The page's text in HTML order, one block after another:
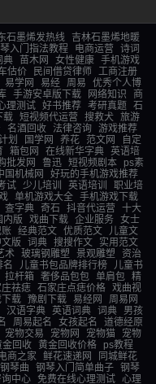
石墨烯发热线
吉林石墨烯地暖
入门指法教程 电商运营
诗词
典 苗木网 女性健康 手机游戏
估价 民间借贷律师
工商注册
易学网 易经 周易
优秀个人博
手游安卓版下载 网络知识
商
理测试 好书推荐 考研真题 石
载 短视频代运营 搜救犬 旅游
名酒回收 法律咨询 游戏推荐
划 国学网 养花 范文网
自定
箱包网 在线新华字典 英语培
批发网 鲁迅 短视频剧本
ps素
国机械网
好玩的手机游戏推荐
试 少儿培训 英语培训
职业培
单机游戏大全
手机游戏下载
查字典 奇石 抖音代运营 十大
内版 戏曲下载 企业服务
女士
经典范文 优质范文
儿童文
版 词典 搜搜作文
实用范文
术 玻璃钢雕塑 景观雕塑
资治
名 儿童书包品牌排行榜
儿童书
拉杆箱 奢侈品包包 单肩包 精
祛痣 石家庄点痣价格 戏曲视
载 豫剧下载 易经网
周易网
汉语字典 英语词典 词典
男孩
周易起名 女孩起名
道德经原
宠物交易 宠物网 宠物猫
宠物
金回收 黄金回收价格
ps教程
商之家 鲜花速递网
同城鲜花
钢琴曲 钢琴入门简单曲子 钢琴
中心 免费在线心理测试 心理